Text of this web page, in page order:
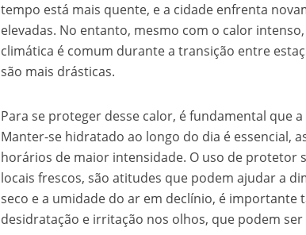
tempo está mais quente, e a cidade enfrenta
elevadas. No entanto, mesmo com o calor
climática é comum durante a transição entre
são mais drásticas.
Para se proteger desse calor, é fundamental que
Manter-se hidratado ao longo do dia é essencial,
horários de maior intensidade. O uso de protetor
locais frescos, são atitudes que podem ajudar a
seco e a umidade do ar em declínio, é
desidratação e irritação nos olhos, que podem